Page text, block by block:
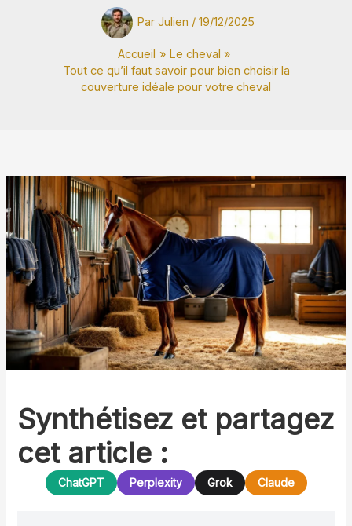
Par Julien / 19/12/2025
Accueil
Le cheval
Tout ce qu’il faut savoir pour bien choisir la
couverture idéale pour votre cheval
Synthétisez et partagez
cet article :
ChatGPT Perplexity Grok Claude